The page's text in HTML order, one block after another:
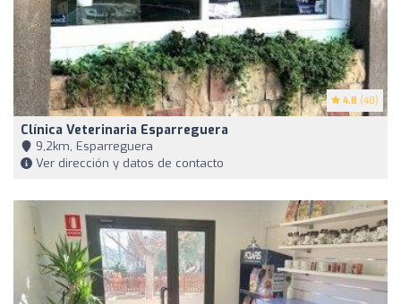
4.8 (48)
Clínica Veterinaria Esparreguera
9,2km, Esparreguera
Ver dirección y datos de contacto